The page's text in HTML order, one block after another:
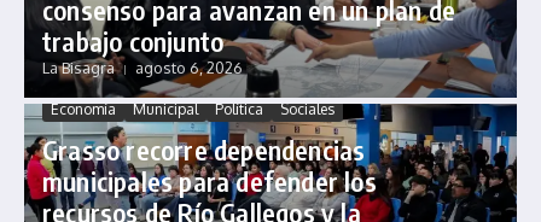
consenso para avanzan en un plan de
trabajo conjunto
La Bisagra agosto 6, 2026
Economía Municipal Política Sociales
Grasso recorre dependencias
municipales para defender los
recursos de Río Gallegos y la
Economía
Política
Producción
Provincial
Sociales
ECHAZÚ: “LA
CRISIS SOCIAL
Nacional
Política
Provincial
Sociales